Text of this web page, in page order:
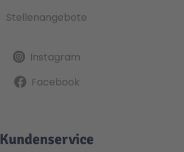
Stellenangebote
Instagram
Facebook
Kundenservice